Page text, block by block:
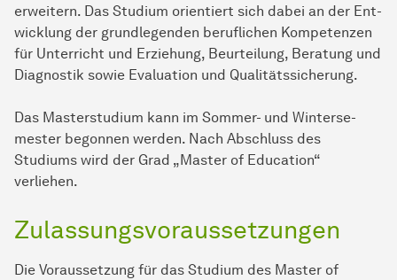
erweitern. Das Studium orientiert sich dabei an der Ent­
wick­lung der grundlegenden beruflichen Kompetenzen
für Unterricht und Erziehung, Beurteilung, Beratung und
Diagnostik sowie Evaluation und Qualitätssicherung.
Das Masterstudium kann im Sommer- und Win­ter­se­
mes­ter begonnen werden. Nach Abschluss des
Studiums wird der Grad „Master of Education“
verliehen.
Zulassungsvoraussetzungen
Die Voraussetzung für das Studium des Master of